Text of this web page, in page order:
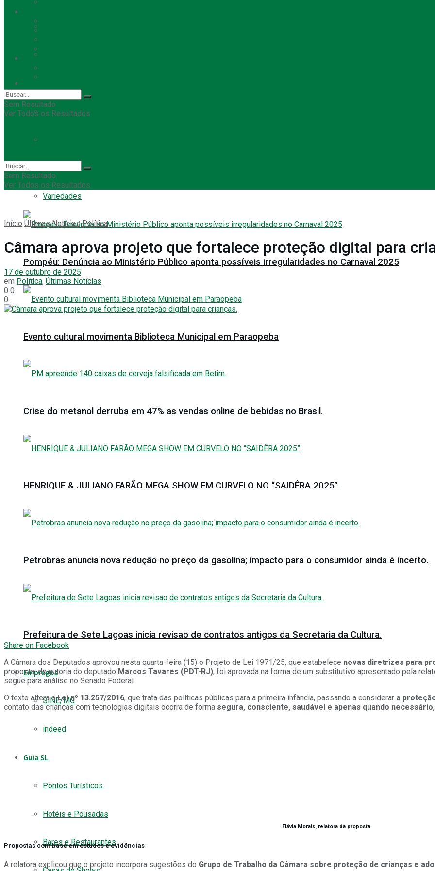
TODAS
Festas e Shows
Variedades
Pompéu: Denúncia ao Ministério Público aponta possíveis irregularidades no Carnaval 2025
Evento cultural movimenta Biblioteca Municipal em Paraopeba
Crise do metanol derruba em 47% as vendas online de bebidas no Brasil.
HENRIQUE & JULIANO FARÃO MEGA SHOW EM CURVELO NO “SAIDÊRA 2025”.
Petrobras anuncia nova redução no preço da gasolina; impacto para o consumidor ainda é incerto.
Prefeitura de Sete Lagoas inicia revisao de contratos antigos da Secretaria da Cultura.
Empregos
SINE/MG
indeed
Guia SL
Pontos Turísticos
Hotéis e Pousadas
Bares e Restaurantes
Contato
Sem Resultado
Ver Todos os Resultados
Sem Resultado
Ver Todos os Resultados
Início Últimas Notícias Política
Câmara aprova projeto que fortalece proteção digital para
17 de outubro de 2025
em Política, Últimas Notícias
0 0
0
Share on Facebook
A Câmara dos Deputados aprovou nesta quarta-feira (15) o Projeto de Lei 1971/25, que estabelece novas diretrizes para
proposta, de autoria do deputado Marcos Tavares (PDT-RJ), foi aprovada na forma de um substitutivo apresentado pela
segue para análise no Senado Federal.
O texto altera aLei nº 13.257/2016, que trata das políticas públicas para a primeira infância, passando a considerar a
contato das crianças com tecnologias digitais ocorra de forma segura, consciente, saudável e apenas quando necessário
Flávia Morais, relatora da proposta
Propostas com base em estudos e evidências
A relatora explicou que o projeto incorpora sugestões do Grupo de Trabalho da Câmara sobre proteção de crianças e